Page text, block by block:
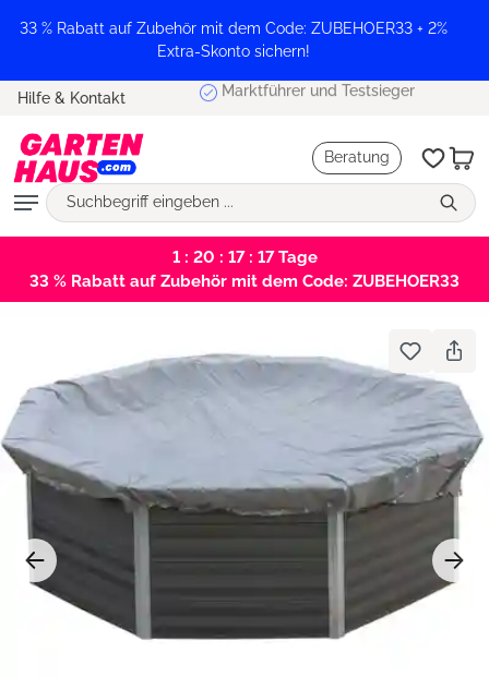
springen
33 % Rabatt auf Zubehör mit dem Code: ZUBEHOER33 + 2%
Extra-Skonto sichern!
Hilfe & Kontakt Marktführer und Testsieger
Beratung
1 : 20 : 17 : 17Tage
33 % Rabatt auf Zubehör mit dem Code: ZUBEHOER33